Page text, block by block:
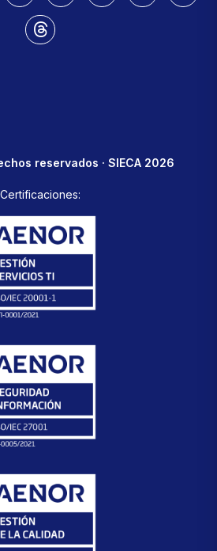
reservados · SIECA 2026
Certificaciones: